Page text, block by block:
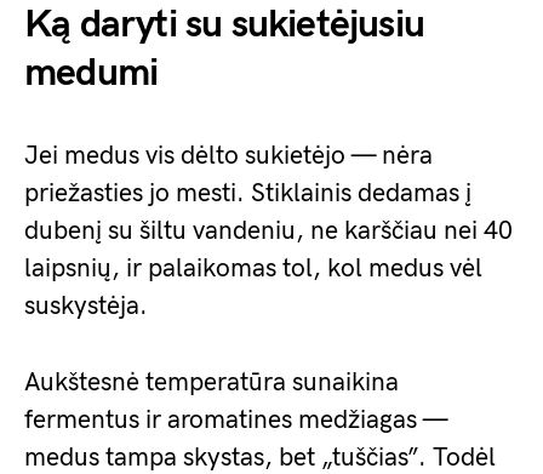
Ką daryti su sukietėjusiu
medumi
Jei medus vis dėlto sukietėjo — nėra
priežasties jo mesti. Stiklainis dedamas į
dubenį su šiltu vandeniu, ne karščiau nei 40
laipsnių, ir palaikomas tol, kol medus vėl
suskystėja.
Aukštesnė temperatūra sunaikina
fermentus ir aromatines medžiagas —
medus tampa skystas, bet „tuščias”. Todėl